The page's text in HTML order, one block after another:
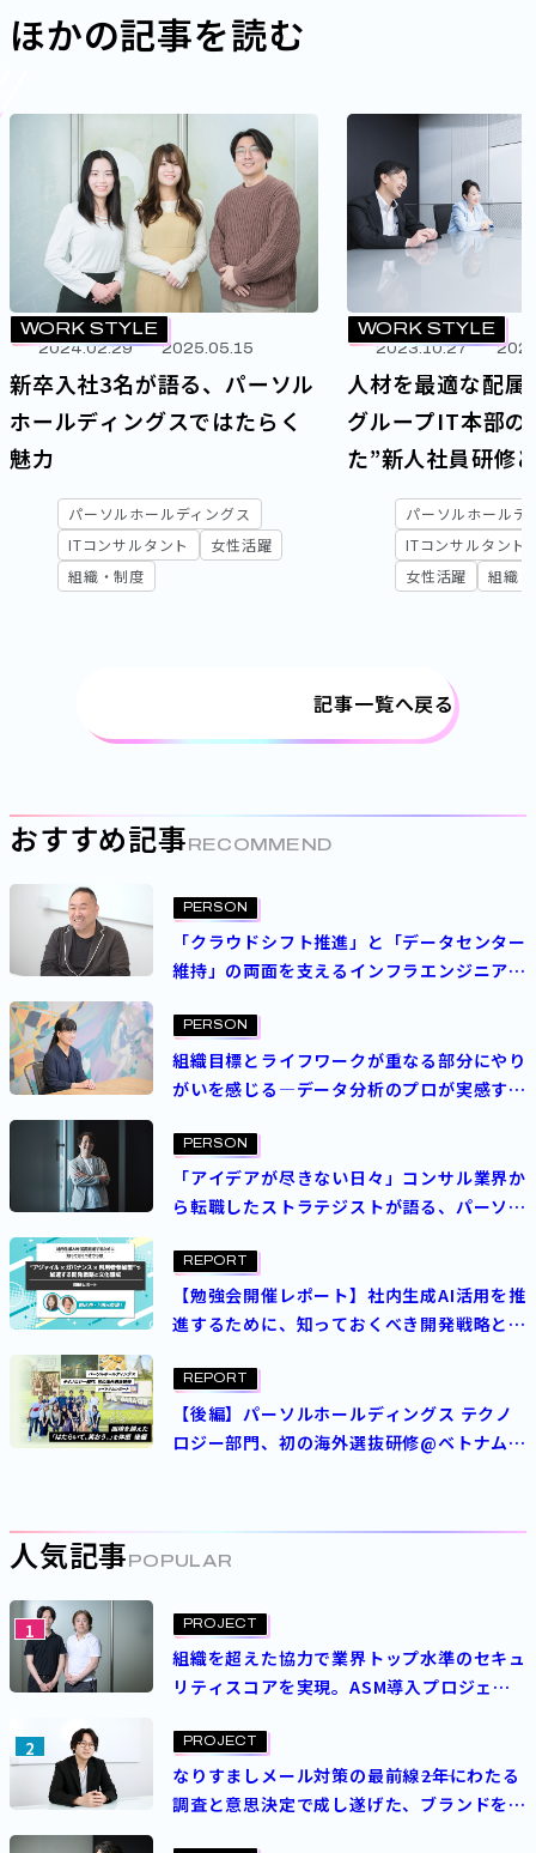
ほかの記事を読む
WORK STYLE
2024.02.29 2025.05.15
新卒入社3名が語る、パーソル
ホールディングスではたらく
魅力
パーソルホールディングス
ITコンサルタント
女性活躍
組織・制度
WORK STYLE
2023.10.27
人材を最適な配属
グループIT本部の
た”新人社員研修
パーソルホールデ
ITコンサルタント
女性活躍
組織
記事一覧へ戻る
おすすめ記事 RECOMMEND
PERSON
「クラウドシフト推進」と「データセンター
維持」の両面を支えるインフラエンジニアを
PERSON
組織目標とライフワークが重なる部分にやり
がいを感じる―データ分析のプロが実感する
PERSON
「アイデアが尽きない日々」コンサル業界か
ら転職したストラテジストが語る、パーソル
REPORT
【勉強会開催レポート】社内生成AI活用を推
進するために、知っておくべき開発戦略と文
を紹介
REPORT
【後編】パーソルホールディングス テクノ
ロジー部門、初の海外選抜研修@ベトナムレ
人気記事 POPULAR
1 PROJECT
組織を超えた協力で業界トップ水準のセキュ
リティスコアを実現。ASM導入プロジェク
2 PROJECT
なりすましメール対策の最前線――2年にわたる
調査と意思決定で成し遂げた、ブランドを守